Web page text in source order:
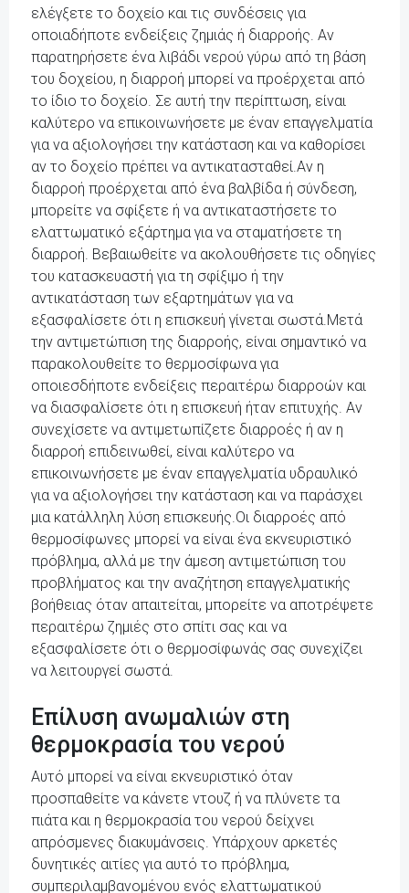
ελέγξετε το δοχείο και τις συνδέσεις για
οποιαδήποτε ενδείξεις ζημιάς ή διαρροής. Αν
παρατηρήσετε ένα λιβάδι νερού γύρω από τη βάση
του δοχείου, η διαρροή μπορεί να προέρχεται από
το ίδιο το δοχείο. Σε αυτή την περίπτωση, είναι
καλύτερο να επικοινωνήσετε με έναν επαγγελματία
για να αξιολογήσει την κατάσταση και να καθορίσει
αν το δοχείο πρέπει να αντικατασταθεί.Αν η
διαρροή προέρχεται από ένα βαλβίδα ή σύνδεση,
μπορείτε να σφίξετε ή να αντικαταστήσετε το
ελαττωματικό εξάρτημα για να σταματήσετε τη
διαρροή. Βεβαιωθείτε να ακολουθήσετε τις οδηγίες
του κατασκευαστή για τη σφίξιμο ή την
αντικατάσταση των εξαρτημάτων για να
εξασφαλίσετε ότι η επισκευή γίνεται σωστά.Μετά
την αντιμετώπιση της διαρροής, είναι σημαντικό να
παρακολουθείτε το θερμοσίφωνα για
οποιεσδήποτε ενδείξεις περαιτέρω διαρροών και
να διασφαλίσετε ότι η επισκευή ήταν επιτυχής. Αν
συνεχίσετε να αντιμετωπίζετε διαρροές ή αν η
διαρροή επιδεινωθεί, είναι καλύτερο να
επικοινωνήσετε με έναν επαγγελματία υδραυλικό
για να αξιολογήσει την κατάσταση και να παράσχει
μια κατάλληλη λύση επισκευής.Οι διαρροές από
θερμοσίφωνες μπορεί να είναι ένα εκνευριστικό
πρόβλημα, αλλά με την άμεση αντιμετώπιση του
προβλήματος και την αναζήτηση επαγγελματικής
βοήθειας όταν απαιτείται, μπορείτε να αποτρέψετε
περαιτέρω ζημιές στο σπίτι σας και να
εξασφαλίσετε ότι ο θερμοσίφωνάς σας συνεχίζει
να λειτουργεί σωστά.
Επίλυση ανωμαλιών στη
θερμοκρασία του νερού
Αυτό μπορεί να είναι εκνευριστικό όταν
προσπαθείτε να κάνετε ντουζ ή να πλύνετε τα
πιάτα και η θερμοκρασία του νερού δείχνει
απρόσμενες διακυμάνσεις. Υπάρχουν αρκετές
δυνητικές αιτίες για αυτό το πρόβλημα,
συμπεριλαμβανομένου ενός ελαττωματικού